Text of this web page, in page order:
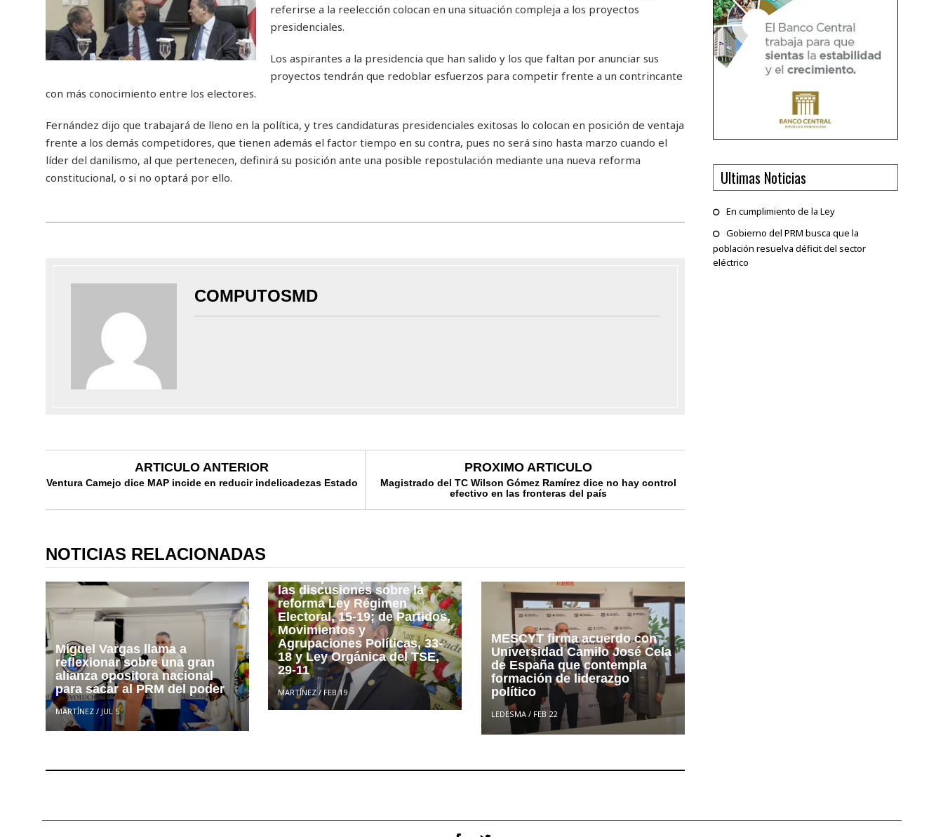
referirse a la reelección colocan en una situación compleja a los proyectos
presidenciales.
Los aspirantes a la presidencia que han salido y los que faltan por anunciar sus
proyectos tendrán que redoblar esfuerzos para competir frente a un contrincante
con más conocimiento entre los electores.
Fernández dijo que trabajará de lleno en la política, y tres candidaturas presidenciales exitosas lo colocan en posición de ventaja
frente a los demás competidores, que tienen además el factor tiempo en su contra, pues no será sino hasta marzo cuando el
líder del danilismo, al que pertenecen, definirá su posición ante una posible repostulación mediante una nueva reforma
constitucional, o si no optará por ello.
COMPUTOSMD
ARTICULO ANTERIOR
Ventura Camejo dice MAP incide en reducir indelicadezas Estado
PROXIMO ARTICULO
Magistrado del TC Wilson Gómez Ramírez dice no hay control
efectivo en las fronteras del país
NOTICIAS RELACIONADAS
Miguel Vargas llama a
reflexionar sobre una gran
alianza opositora nacional
para sacar al PRM del poder
MARTÍNEZ / JUL 5
las discusiones sobre la
reforma Ley Régimen
Electoral, 15-19; de Partidos,
Movimientos y
Agrupaciones Políticas, 33-
18 y Ley Orgánica del TSE,
29-11
MARTÍNEZ/ FEB 19
MESCYT firma acuerdo con
Universidad Camilo José Cela
de España que contempla
formación de liderazgo
político
LEDESMA / FEB 22
Ultimas Noticias
En cumplimiento de la Ley
Gobierno del PRM busca que la
población resuelva déficit del sector
eléctrico